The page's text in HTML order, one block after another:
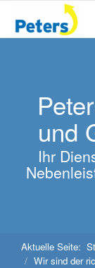
und
Ihr
Aktuelle Seite:
Wir sind der